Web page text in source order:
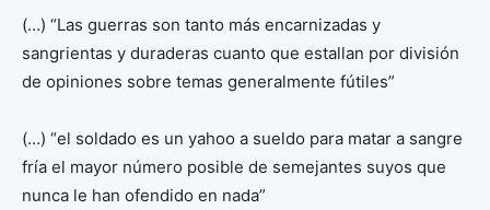
(…) “Las guerras son tanto más encarnizadas y
sangrientas y duraderas cuanto que estallan por división
de opiniones sobre temas generalmente fútiles”
(…) “el soldado es un yahoo a sueldo para matar a sangre
fría el mayor número posible de semejantes suyos que
nunca le han ofendido en nada”